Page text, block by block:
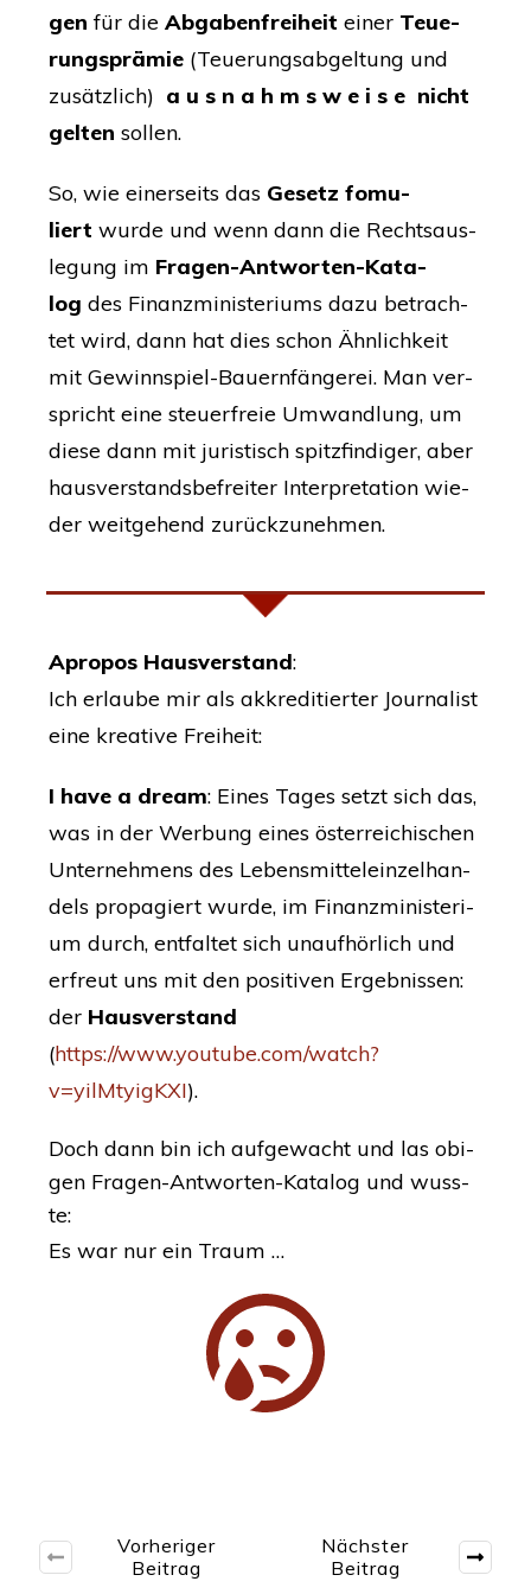
genfür die Abga­ben­frei­heit einer Teue­
rungs­prä­mie (Teue­rungs­ab­gel­tung und
zusätz­lich) a u s n a h m s w e i s e nicht
gel­ten sollen.
So, wie einer­seits das Gesetz fomu­
liert wur­de und wenn dann die Rechts­aus­
le­gung im Fra­gen-Ant­wor­ten-Kata­
log des Finanz­mi­nis­te­ri­ums dazu betrach­
tet wird, dann hat dies schon Ähn­lich­keit
mit Gewinn­spiel-Bau­ern­fän­ge­rei. Man ver­
spricht eine steu­er­freie Umwand­lung, um
die­se dann mit juris­tisch spitz­fin­di­ger, aber
haus­ver­stands­be­frei­ter Inter­pre­ta­ti­on wie­
der weit­ge­hend zurückzunehmen.
Apro­pos Haus­ver­stand:
Ich erlau­be mir als akkre­di­tier­ter Jour­na­list
eine krea­ti­ve Freiheit:
I have a dream: Eines Tages setzt sich das,
was in der Wer­bung eines öster­rei­chi­schen
Unter­neh­mens des Lebens­mit­tel­ein­zel­han­
dels pro­pa­giert wur­de, im Finanz­mi­nis­te­ri­
um durch, ent­fal­tet sich unauf­hör­lich und
erfreut uns mit den posi­ti­ven Ergeb­nis­sen:
der Haus­ver­stand
(https://www.youtube.com/watch?
v=yilMtyigKXI).
Doch dann bin ich auf­ge­wacht und las obi­
gen Fra­gen-Ant­wor­ten-Kata­log und wuss­
te:
Es war nur ein Traum …
Vorheriger
Beitrag
Nächster
Beitrag